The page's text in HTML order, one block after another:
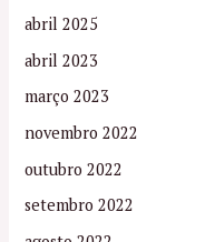
abril 2025
abril 2023
março 2023
novembro 2022
outubro 2022
setembro 2022